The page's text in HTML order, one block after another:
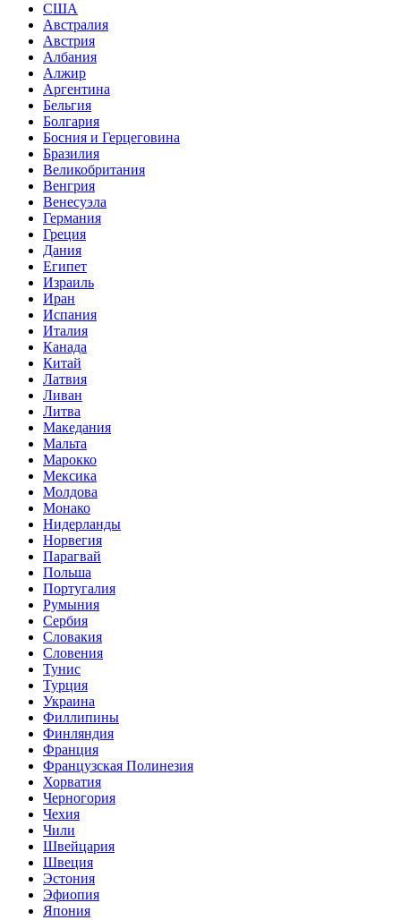
США
Австралия
Австрия
Албания
Алжир
Аргентина
Бельгия
Болгария
Босния и Герцеговина
Бразилия
Великобритания
Венгрия
Венесуэла
Германия
Греция
Дания
Египет
Израиль
Иран
Испания
Италия
Канада
Китай
Латвия
Ливан
Литва
Македания
Мальта
Марокко
Мексика
Молдова
Монако
Нидерланды
Норвегия
Парагвай
Польша
Португалия
Румыния
Сербия
Словакия
Словения
Тунис
Турция
Украина
Филлипины
Финляндия
Франция
Французская Полинезия
Хорватия
Черногория
Чехия
Чили
Швейцария
Швеция
Эстония
Эфиопия
Япония